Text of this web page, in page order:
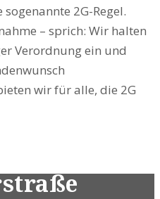
2G-Regel.
– sprich: Wir halten
Verordnung ein und
wir für alle, die 2G